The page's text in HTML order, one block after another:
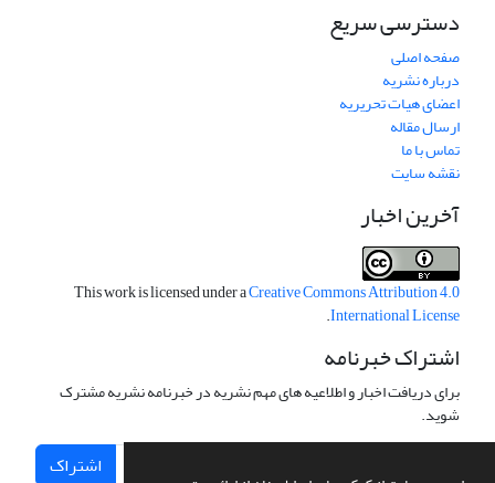
دسترسی سریع
صفحه اصلی
درباره نشریه
اعضای هیات تحریریه
ارسال مقاله
تماس با ما
نقشه سایت
آخرین اخبار
This work is licensed under aCreative Commons Attribution 4.0
International License
.
اشتراک خبرنامه
برای دریافت اخبار و اطلاعیه های مهم نشریه در خبرنامه نشریه مشترک
شوید.
اشتراک